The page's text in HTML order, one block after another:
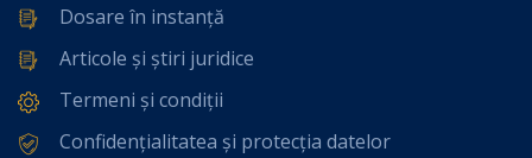
Dosare în instanță
Articole și știri juridice
Termeni și condiții
Confidențialitatea și protecția datelor